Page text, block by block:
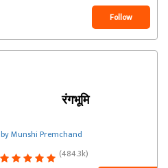
Follow
रंगभूमि
by Munshi Premchand
(484.3k)